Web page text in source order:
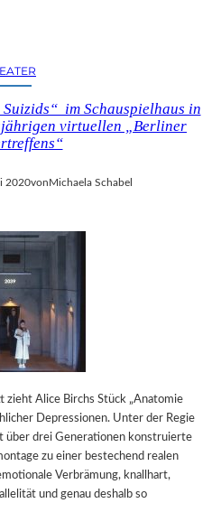
im Schauspielhaus in
virtuellen „Berliner
2020vonMichaela Schabel
zieht Alice Birchs Stück „Anatomie
Depressionen. Unter der Regie
drei Generationen konstruierte
zu einer bestechend realen
Verbrämung, knallhart,
und genau deshalb so